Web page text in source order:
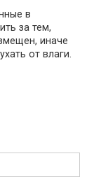
в
за тем,
иначе
от влаги.